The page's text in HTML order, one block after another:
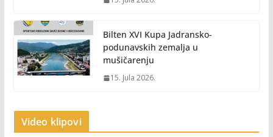
Bilten XVI Kupa Jadransko-
podunavskih zemalja u
mušičarenju
15. Jula 2026.
Video klipovi